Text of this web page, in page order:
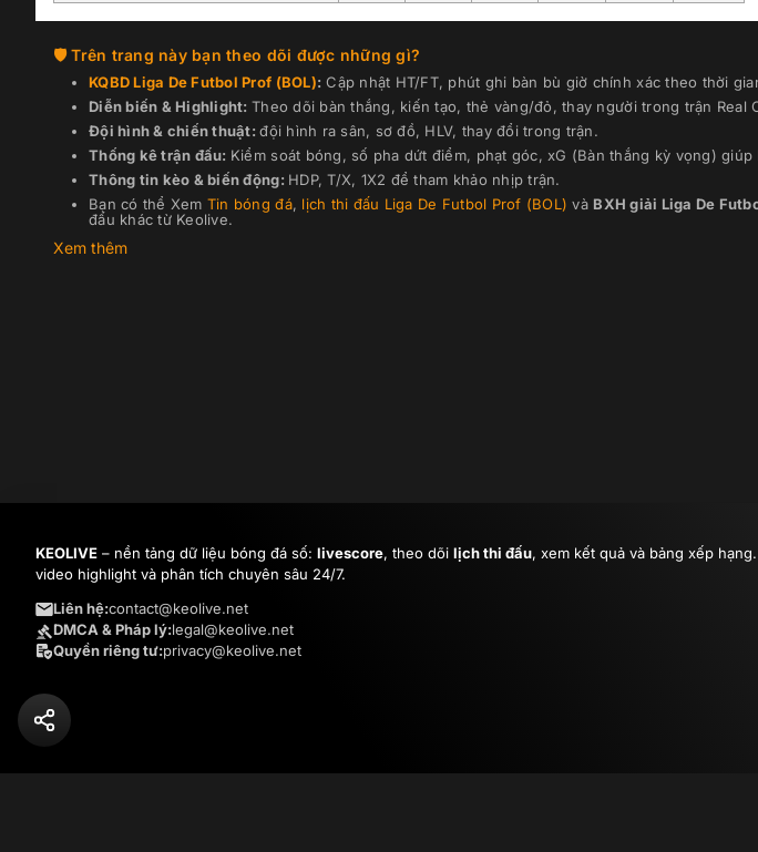
Trên trang này bạn theo dõi được những gì?
KQBDLiga De Futbol Prof (BOL): Cập nhật HT/FT, phút ghi bàn bù giờ chính xác theo thời
Diễn biến & Highlight: Theo dõi bàn thắng, kiến tạo, thẻ vàng/đỏ, thay người trong trận Real
Đội hình & chiến thuật:đội hình ra sân, sơ đồ, HLV, thay đổi trong trận.
Thống kê trận đấu: Kiểm soát bóng, số pha dứt điểm, phạt góc, xG (Bàn thắng kỳ vọng)
Thông tin kèo & biến động: HDP, T/X, 1X2 để tham khảo nhịp trận.
Bạn có thể Xem Tin bóng đá, lịch thi đấu Liga De Futbol Prof (BOL) và BXH giải Liga De
đấu khác từ Keolive.
Xem thêm
KEOLIVE – nền tảng dữ liệu bóng đá số: livescore, theo dõi lịch thi đấu, xem kết quả và bảng xếp
video highlight và phân tích chuyên sâu 24/7.
Liên hệ:contact@keolive.net
DMCA & Pháp lý:legal@keolive.net
Quyền riêng tư:privacy@keolive.net